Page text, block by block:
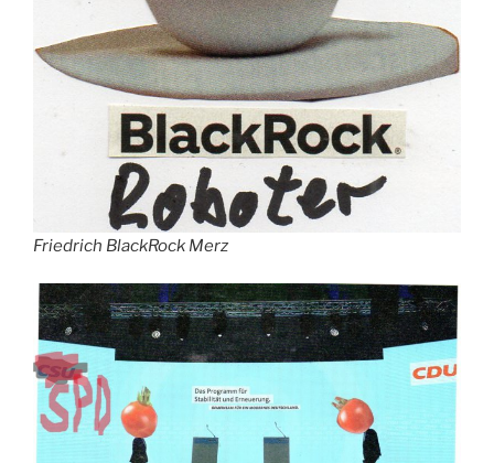
Friedrich BlackRock Merz